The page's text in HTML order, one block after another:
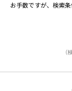
お手数ですが、検索
（